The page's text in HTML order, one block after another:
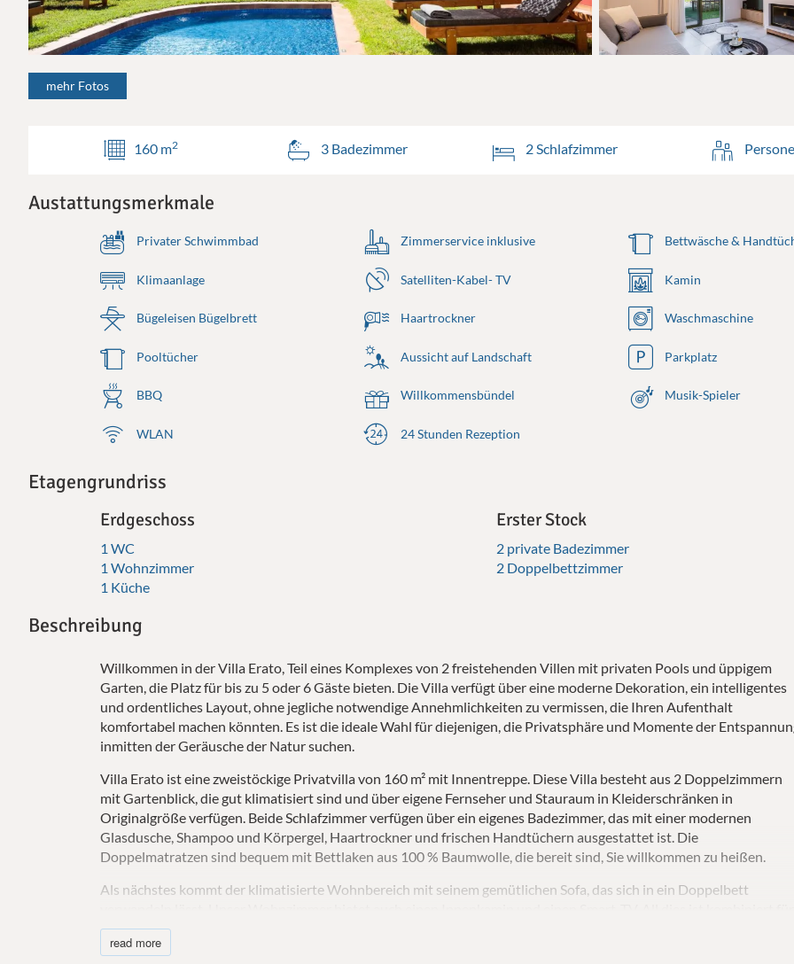
mehr Fotos
160 m2 3 Badezimmer 2 Schlafzimmer
Austattungsmerkmale
Privater Schwimmbad Zimmerservice inklusive Bettwäsche &
Klimaanlage Satelliten-Kabel- TV Kamin
Bügeleisen Bügelbrett Haartrockner Waschmaschine
Pooltücher Aussicht auf Landschaft Parkplatz
BBQ Willkommensbündel Musik-Spieler
WLAN 24 Stunden Rezeption
Etagengrundriss
Erdgeschoss
1 WC
1 Wohnzimmer
1 Küche
Erster Stock
2 private Badezimmer
2 Doppelbettzimmer
Beschreibung
Willkommen in der Villa Erato, Teil eines Komplexes von 2 freistehenden Villen mit privaten Pools und üppigem
Garten, die Platz für bis zu 5 oder 6 Gäste bieten. Die Villa verfügt über eine moderne Dekoration, ein intelligentes
und ordentliches Layout, ohne jegliche notwendige Annehmlichkeiten zu vermissen, die Ihren Aufenthalt
komfortabel machen könnten. Es ist die ideale Wahl für diejenigen, die Privatsphäre und Momente der
inmitten der Geräusche der Natur suchen.
Villa Erato ist eine zweistöckige Privatvilla von 160 m² mit Innentreppe. Diese Villa besteht aus 2 Doppelzimmern
mit Gartenblick, die gut klimatisiert sind und über eigene Fernseher und Stauraum in Kleiderschränken in
Originalgröße verfügen. Beide Schlafzimmer verfügen über ein eigenes Badezimmer, das mit einer modernen
Glasdusche, Shampoo und Körpergel, Haartrockner und frischen Handtüchern ausgestattet ist. Die
Doppelmatratzen sind bequem mit Bettlaken aus 100 % Baumwolle, die bereit sind, Sie willkommen zu heißen.
Als nächstes kommt der klimatisierte Wohnbereich mit seinem gemütlichen Sofa, das sich in ein Doppelbett
ein heimeliges Erlebnis voller Platz und Komfort mit freiem Blick auf den privaten Garten.
read more